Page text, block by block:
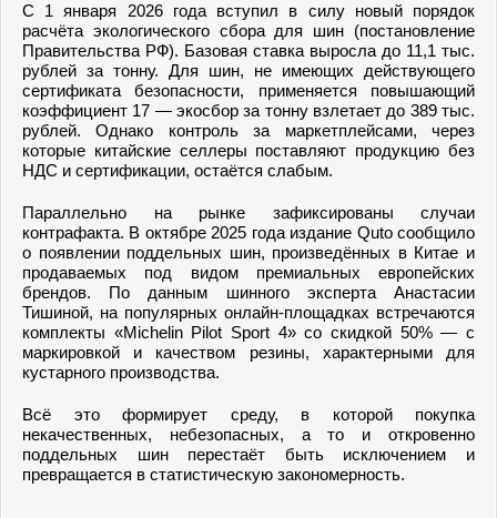
С 1 января 2026 года вступил в силу новый порядок
расчёта экологического сбора для шин (постановление
Правительства РФ). Базовая ставка выросла до 11,1 тыс.
рублей за тонну. Для шин, не имеющих действующего
сертификата безопасности, применяется повышающий
коэффициент 17 — экосбор за тонну взлетает до 389 тыс.
рублей. Однако контроль за маркетплейсами, через
которые китайские селлеры поставляют продукцию без
НДС и сертификации, остаётся слабым.
Параллельно на рынке зафиксированы случаи
контрафакта. В октябре 2025 года издание Quto сообщило
о появлении поддельных шин, произведённых в Китае и
продаваемых под видом премиальных европейских
брендов. По данным шинного эксперта Анастасии
Тишиной, на популярных онлайн-площадках встречаются
комплекты «Michelin Pilot Sport 4» со скидкой 50% — с
маркировкой и качеством резины, характерными для
кустарного производства.
Всё это формирует среду, в которой покупка
некачественных, небезопасных, а то и откровенно
поддельных шин перестаёт быть исключением и
превращается в статистическую закономерность.